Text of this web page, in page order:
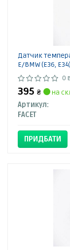
Датчик
E/BMW (E36,
0
395 ₴
на
Артикул:
FACET
ПРИДБАТИ